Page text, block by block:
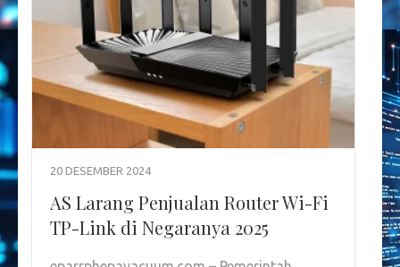
20 DESEMBER 2024
AS Larang Penjualan Router Wi-Fi
TP-Link di Negaranya 2025